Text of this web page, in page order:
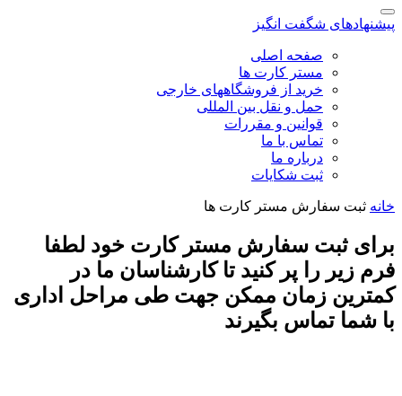
پیشنهادهای شگفت انگیز
صفحه اصلی
مستر کارت ها
خرید از فروشگاههای خارجی
حمل و نقل بین المللی
قوانین و مقررات
تماس با ما
درباره ما
ثبت شکایات
خانه ثبت سفارش مستر کارت ها
برای ثبت سفارش مستر کارت خود لطفا
فرم زیر را پر کنید تا کارشناسان ما در
کمترین زمان ممکن جهت طی مراحل اداری
با شما تماس بگیرند